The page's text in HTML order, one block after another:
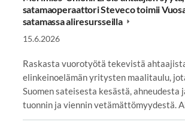
satamaoperaattori Steveco toimii
satamassa aliresursseilla
15.6.2026
Raskasta vuorotyötä tekevistä
elinkeinoelämän yritysten maalitaulu,
Suomen sateisesta kesästä, ahneudesta
tuonnin ja viennin vetämättömyydestä.